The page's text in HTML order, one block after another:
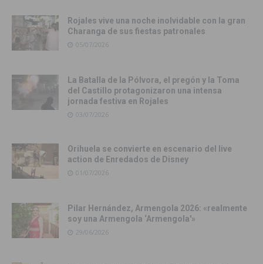
Rojales vive una noche inolvidable con la gran
Charanga de sus fiestas patronales
05/07/2026
La Batalla de la Pólvora, el pregón y la Toma
del Castillo protagonizaron una intensa
jornada festiva en Rojales
03/07/2026
Orihuela se convierte en escenario del live
action de Enredados de Disney
01/07/2026
Pilar Hernández, Armengola 2026: «realmente
soy una Armengola ‘Armengola'»
29/06/2026